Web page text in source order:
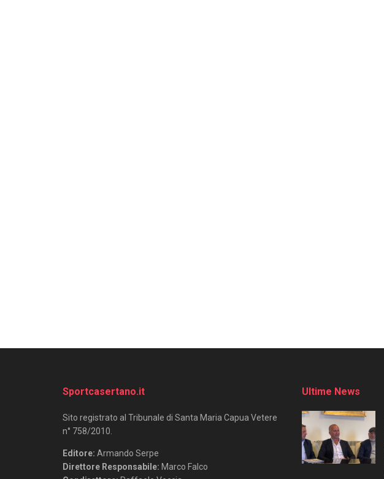
Sportcasertano.it
Sito registrato al Tribunale di Santa Maria Capua Vetere
n° 758/2010.
Editore: Armando Serpe
Direttore Responsabile: Marco Falco
Ultime News